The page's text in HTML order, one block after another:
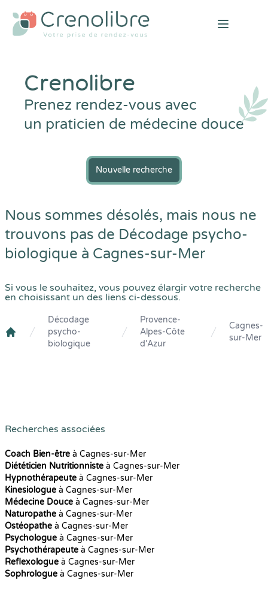
Open
Crenolibre
Prenez rendez-vous avec
un praticien de médecine douce
Nouvelle recherche
Nous sommes désolés, mais nous ne
trouvons pas de Décodage psycho-
biologique à Cagnes-sur-Mer
Si vous le souhaitez, vous pouvez élargir votre recherche
en choisissant un des liens ci-dessous.
Crenolibre
Décodage
psycho-
biologique
Provence-
Alpes-Côte
d'Azur
Cagnes-
sur-Mer
Recherches associées
Coach Bien-être à Cagnes-sur-Mer
Diététicien Nutritionniste à Cagnes-sur-Mer
Hypnothérapeute à Cagnes-sur-Mer
Kinesiologue à Cagnes-sur-Mer
Médecine Douce à Cagnes-sur-Mer
Naturopathe à Cagnes-sur-Mer
Ostéopathe à Cagnes-sur-Mer
Psychologue à Cagnes-sur-Mer
Psychothérapeute à Cagnes-sur-Mer
Reflexologue à Cagnes-sur-Mer
Sophrologue à Cagnes-sur-Mer